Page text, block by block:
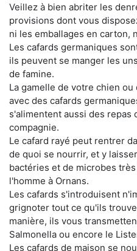
Veillez à bien abriter les
provisions dont vous
ni les emballages en carton,
Les cafards germaniques
ils peuvent se manger les
de famine.
La gamelle de votre chien
avec des cafards
s'alimentent aussi des repas
compagnie.
Le cafard rayé peut rentrer
de quoi se nourrir, et y
bactéries et de microbes
l'homme à Ornans.
Les cafards s'introduisent
grignoter tout ce qu'ils
manière, ils vous
Salmonella ou encore le
Les cafards de maison se